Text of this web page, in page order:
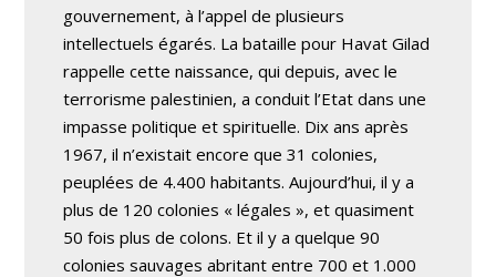
gouvernement, à l’appel de plusieurs
intellectuels égarés. La bataille pour Havat Gilad
rappelle cette naissance, qui depuis, avec le
terrorisme palestinien, a conduit l’Etat dans une
impasse politique et spirituelle. Dix ans après
1967, il n’existait encore que 31 colonies,
peuplées de 4.400 habitants. Aujourd’hui, il y a
plus de 120 colonies « légales », et quasiment
50 fois plus de colons. Et il y a quelque 90
colonies sauvages abritant entre 700 et 1.000